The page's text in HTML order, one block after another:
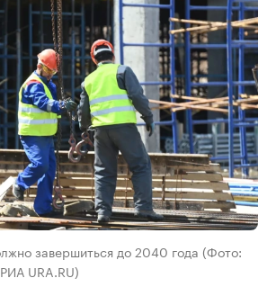
завершиться до 2040 года (Фото:
URA.RU)